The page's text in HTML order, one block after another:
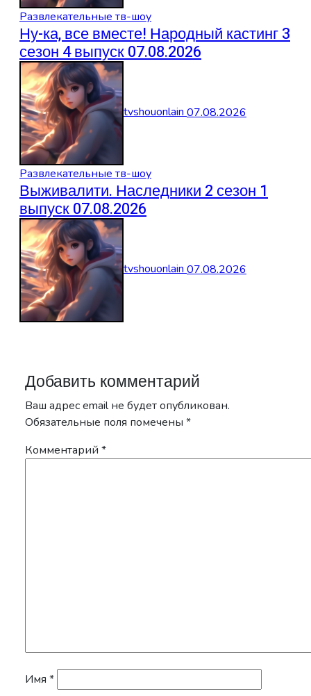
Развлекательные тв-шоу
Ну-ка, все вместе! Народный кастинг 3
сезон 4 выпуск 07.08.2026
tvshouonlain07.08.2026
Развлекательные тв-шоу
Выживалити. Наследники 2 сезон 1
выпуск 07.08.2026
tvshouonlain07.08.2026
Добавить комментарий
Ваш адрес email не будет опубликован.
Обязательные поля помечены *
Комментарий *
Имя *